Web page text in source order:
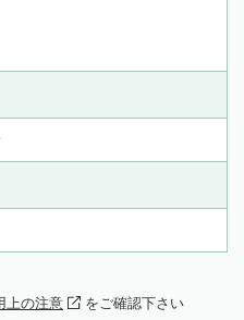
上の注意 をご確認下さい